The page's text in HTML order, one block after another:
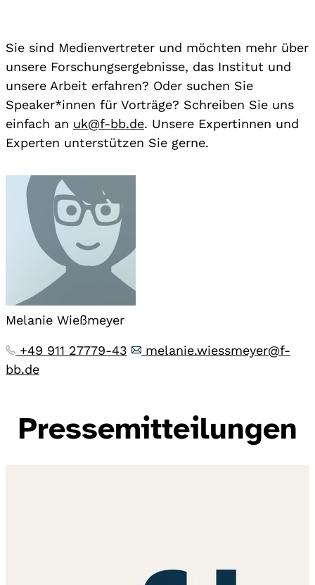
Sie sind Medienvertreter und möchten mehr über
unsere Forschungsergebnisse, das Institut und
unsere Arbeit erfahren? Oder suchen Sie
Speaker*innen für Vorträge? Schreiben Sie uns
einfach an uk@f-bb.de. Unsere Expertinnen und
Experten unterstützen Sie gerne.
Melanie Wießmeyer
+49 911 27779-43
melanie.wiessmeyer@f-
bb.de
Pressemitteilungen